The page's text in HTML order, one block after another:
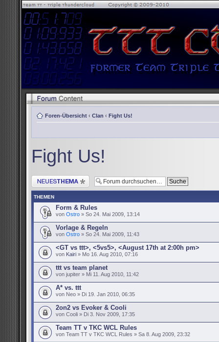
Foren-Übersicht ‹ Clan ‹ Fight Us!
Fight Us!
Neues Thema erstellen
THEMEN
Form & Rules
von Ostro » So 24. Mai 2009, 13:14
Vorlage & Regeln
von Ostro » So 24. Mai 2009, 11:43
<GT vs ttt>, <5vs5>, <August 17th at 2:00h pm>
von Kairi » Mo 16. Aug 2010, 07:16
ttt vs team planet
von jupiter » Mi 11. Aug 2010, 11:42
A* vs. ttt
von Neo » Di 19. Jan 2010, 06:35
2on2 vs Evoker & Cooli
von Cooli » Di 3. Nov 2009, 17:35
Team TT v TKC WCL Rules
von Team TT v TKC WCL Rules » Sa 8. Aug 2009, 23:32